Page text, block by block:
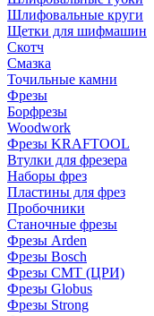
Шлифовальные круги
Щетки для шифмашин
Скотч
Смазка
Точильные камни
Фрезы
Борфрезы
Woodwork
Фрезы KRAFTOOL
Втулки для фрезера
Наборы фрез
Пластины для фрез
Пробочники
Станочные фрезы
Фрезы Arden
Фрезы Bosch
Фрезы CMT (ЦРИ)
Фрезы Globus
Фрезы Strong